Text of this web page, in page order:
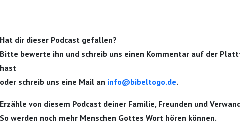
Hat dir dieser Podcast gefallen?
Bitte bewerte ihn und schreib uns einen Kommentar auf der
hast
oder schreib uns eine Mail an info@bibeltogo.de.
Erzähle von diesem Podcast deiner Familie, Freunden und
So werden noch mehr Menschen Gottes Wort hören können.